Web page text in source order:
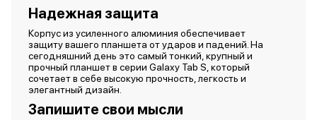
Надежная защита
Корпус из усиленного алюминия обеспечивает
защиту вашего планшета от ударов и падений. На
сегодняшний день это самый тонкий, крупный и
прочный планшет в серии Galaxy Tab S, который
сочетает в себе высокую прочность, легкость и
элегантный дизайн.
Запишите свои мысли